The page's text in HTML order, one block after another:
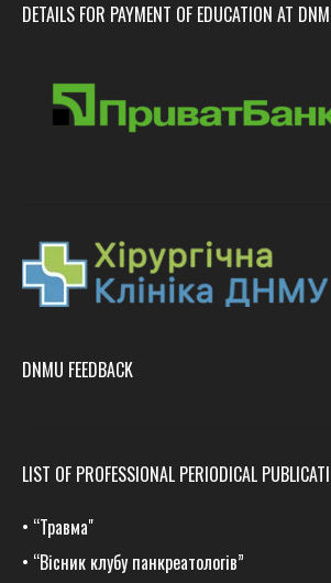
DETAILS FOR PAYMENT OF EDUCATION AT
DNMU FEEDBACK
LIST OF PROFESSIONAL PERIODICAL
• “Травма"
• “Вісник клубу панкреатологів”